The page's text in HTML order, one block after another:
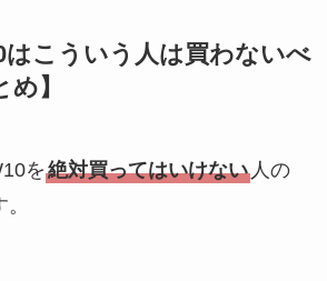
はこういう人は買わないべ
】
を絶対買ってはいけない人の